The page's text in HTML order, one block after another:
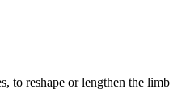
to reshape or lengthen the limb